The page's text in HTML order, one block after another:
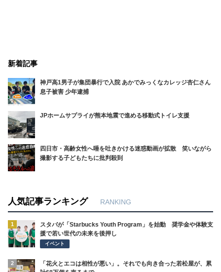
新着記事
神戸高1男子が集団暴行で入院 あかでみっくなカレッジ杏仁さん
息子被害 少年逮捕
JPホームサプライが熊本地震で進める移動式トイレ支援
四日市・高齢女性へ唾を吐きかける迷惑動画が拡散 笑いながら
撮影する子どもたちに批判殺到
人気記事ランキング RANKING
1
スタバが「Starbucks Youth Program」を始動 奨学金や体験支
援で若い世代の未来を後押し
イベント
2
「花火とエコは相性が悪い」。それでも向き合った若松屋が、累